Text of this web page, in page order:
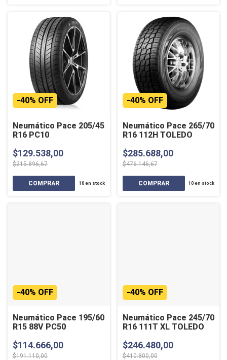
Neumático Pace 205/45
R16 PC10
-40% OFF
$129.538,00
$215.896,67
10en stock
Neumático Pace 265/70
R16 112H TOLEDO
-40% OFF
$285.688,00
$476.146,67
10 en stock
Neumático Pace 195/60
R15 88V PC50
-40% OFF
$114.666,00
$191.110,00
Neumático Pace 245/70
R16 111T XL TOLEDO
-40% OFF
$246.480,00
$410.800,00